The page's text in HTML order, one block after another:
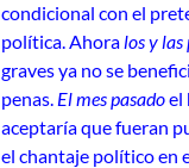
condicional con el
política. Ahoralos y las
graves ya no se
penas. El mes pasadoel
aceptaría que fueran
el chantaje político en